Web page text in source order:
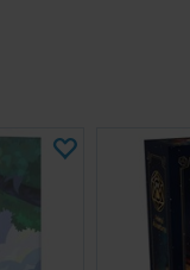
märkliga
och oförutsägbar
skatter.
kaptener,